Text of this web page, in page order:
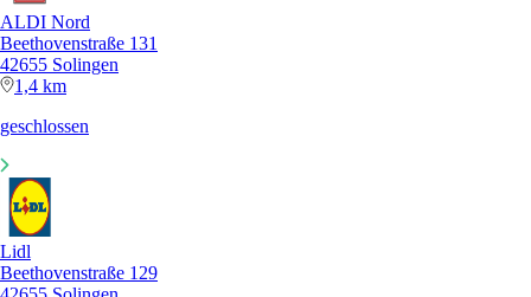
ALDI Nord
Beethovenstraße 131
42655 Solingen
1,4 km
geschlossen
Lidl
Beethovenstraße 129